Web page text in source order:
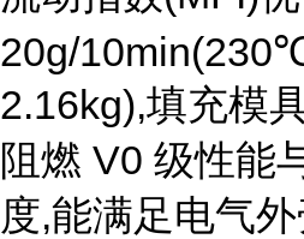
20g/
2.16kg),填充模
阻燃 V0 级性能
度,能满足电气